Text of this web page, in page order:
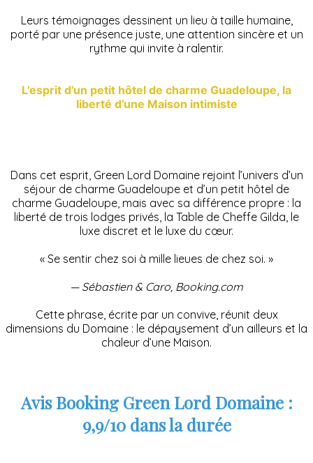
Leurs témoignages dessinent un lieu à taille humaine,
porté par une présence juste, une attention sincère et un
rythme qui invite à ralentir.
L’esprit d’un petit hôtel de charme Guadeloupe, la
liberté d’une Maison intimiste
Dans cet esprit, Green Lord Domaine rejoint l’univers d’un
séjour de charme Guadeloupe et d’un petit hôtel de
charme Guadeloupe, mais avec sa différence propre : la
liberté de trois lodges privés, la Table de Cheffe Gilda, le
luxe discret et le luxe du cœur.
« Se sentir chez soi à mille lieues de chez soi. »
— Sébastien & Caro, Booking.com
Cette phrase, écrite par un convive, réunit deux
dimensions du Domaine : le dépaysement d’un ailleurs et la
chaleur d’une Maison.
Avis Booking Green Lord Domaine :
9,9/10 dans la durée